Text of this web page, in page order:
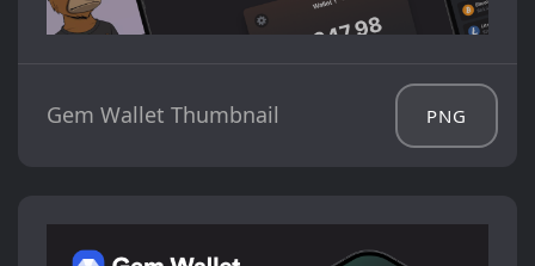
Gem Wallet Thumbnail PNG